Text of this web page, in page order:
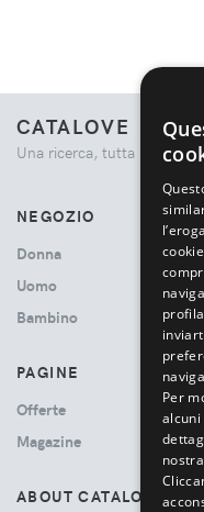
CATALOVE
Una ricerca, tutta la moda.
NEGOZIO
Donna
Uomo
Bambino
PAGINE
Offerte
Magazine
ABOUT CATALOVE
Per
alcuni